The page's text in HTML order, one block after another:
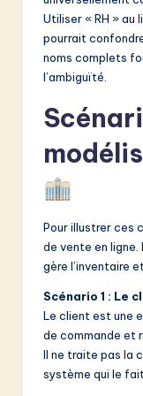
Utiliser « RH » au
pourrait
noms complets
l’ambiguïté.
Pour illustrer ces
de vente en
gère l’inventaire
Scénario 1 : Le
Le client est une
de commande et
Il ne traite pas la
système qui le